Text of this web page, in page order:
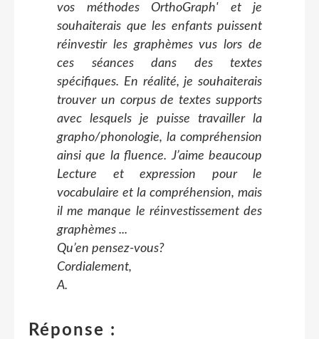
vos méthodes OrthoGraph' et je
souhaiterais que les enfants puissent
réinvestir les graphèmes vus lors de
ces séances dans des textes
spécifiques. En réalité, je souhaiterais
trouver un corpus de textes supports
avec lesquels je puisse travailler la
grapho/phonologie, la compréhension
ainsi que la fluence. J’aime beaucoup
Lecture et expression pour le
vocabulaire et la compréhension, mais
il me manque le réinvestissement des
graphèmes ...
Qu’en pensez-vous?
Cordialement,
A.
Réponse :